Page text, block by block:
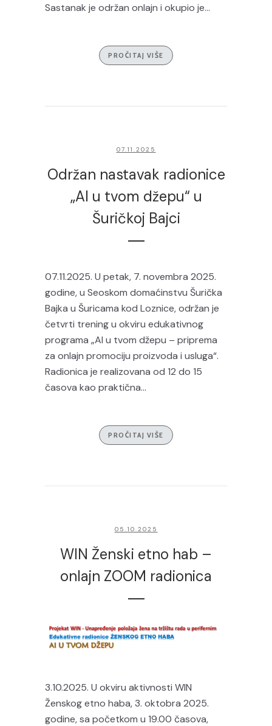
Sastanak je održan onlajn i okupio je...
PROČITAJ VIŠE
07.11.2025
Održan nastavak radionice
„AI u tvom džepu“ u
Šuričkoj Bajci
07.11.2025. U petak, 7. novembra 2025.
godine, u Seoskom domaćinstvu Šurička
Bajka u Šuricama kod Loznice, održan je
četvrti trening u okviru edukativnog
programa „AI u tvom džepu – priprema
za onlajn promociju proizvoda i usluga“.
Radionica je realizovana od 12 do 15
časova kao praktična...
PROČITAJ VIŠE
05.10.2025
WIN Ženski etno hab –
onlajn ZOOM radionica
3.10.2025. U okviru aktivnosti WIN
Ženskog etno haba, 3. oktobra 2025.
godine, sa početkom u 19.00 časova,